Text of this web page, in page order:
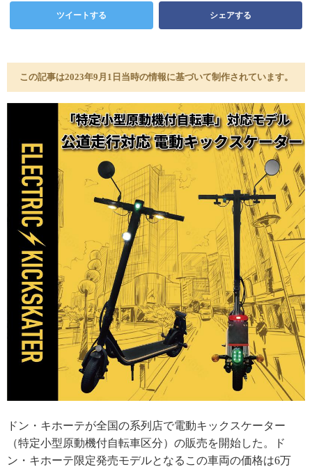
ツイートする シェアする
この記事は2023年9月1日当時の情報に基づいて制作されています。
ドン・キホーテが全国の系列店で電動キックスケーター
（特定小型原動機付自転車区分）の販売を開始した。ド
ン・キホーテ限定発売モデルとなるこの車両の価格は6万